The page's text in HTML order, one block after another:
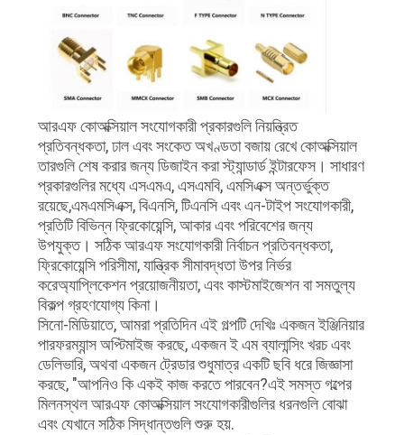
আরএফ কোঅক্সিয়াল সংযোগকারী প্রকারগুলি নিয়ন্ত্রিত
প্রতিবন্ধকতা, ঢাল এবং সংকেত অখণ্ডতা বজায় রেখে কোঅক্সিয়াল
তারগুলি শেষ করার জন্য ডিজাইন করা স্ট্যান্ডার্ড ইন্টারফেস। সাধারণ
প্রকারগুলির মধ্যে এসএমএ, এসএমবি, এমসিএক্স অন্তর্ভুক্ত
রয়েছে,এমএমসিএক্স, বিএনসি, টিএনসি এবং এন-টাইপ সংযোগকারী,
প্রতিটি বিভিন্ন ফ্রিকোয়েন্সি, আকার এবং পরিবেশের জন্য
উপযুক্ত। সঠিক আরএফ সংযোগকারী নির্বাচন প্রতিবন্ধকতা,
ফ্রিকোয়েন্সি পরিসীমা, যান্ত্রিক সীমাবদ্ধতা উপর নির্ভর
করেঅ্যাপ্লিকেশন প্রয়োজনীয়তা, এবং কাস্টমাইজেশন বা সমতুল্য
বিকল্প গ্রহণযোগ্য কিনা।
সিনো-মিডিয়াতে, আমরা প্রতিদিন এই গল্পটি দেখিঃ একজন ইঞ্জিনিয়ার
পারফরম্যান্স অপ্টিমাইজ করছে, একজন ই এম ব্যালান্সিং খরচ এবং
ডেলিভারি, অথবা একজন ট্রেডার শুধুমাত্র একটি ছবি ধরে জিজ্ঞাসা
করছে, "আপনিও কি একই কাজ করতে পারবেন?এই সমস্ত গল্পের
মিলনস্থল আরএফ কোঅক্সিয়াল সংযোগকারীগুলির ধরনগুলি বোঝা
এবং যেখানে সঠিক সিদ্ধান্তগুলি শুরু হয়.